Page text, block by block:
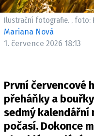
Ilustrační fotografie. , foto:
Mariana Nová
1. července 2026 18:13
První červencové
přeháňky a
sedmý
počasí. Dokonce